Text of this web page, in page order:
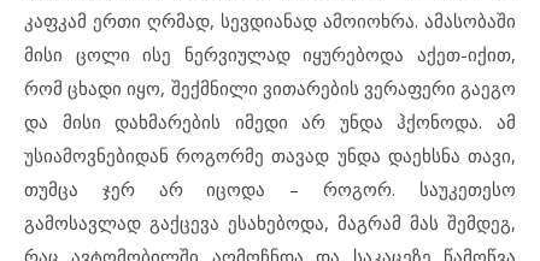
კაფკამ ერთი ღრმად, სევდიანად ამოიოხრა. ამასობაში
მისი ცოლი ისე ნერვიულად იყურებოდა აქეთ-იქით,
რომ ცხადი იყო, შექმნილი ვითარების ვერაფერი გაეგო
და მისი დახმარების იმედი არ უნდა ჰქონოდა. ამ
უსიამოვნებიდან როგორმე თავად უნდა დაეხსნა თავი,
თუმცა ჯერ არ იცოდა – როგორ. საუკეთესო
გამოსავლად გაქცევა ესახებოდა, მაგრამ მას შემდეგ,
რაც ავტომობილში აღმოჩნდა და საკაცეზე წამოწვა